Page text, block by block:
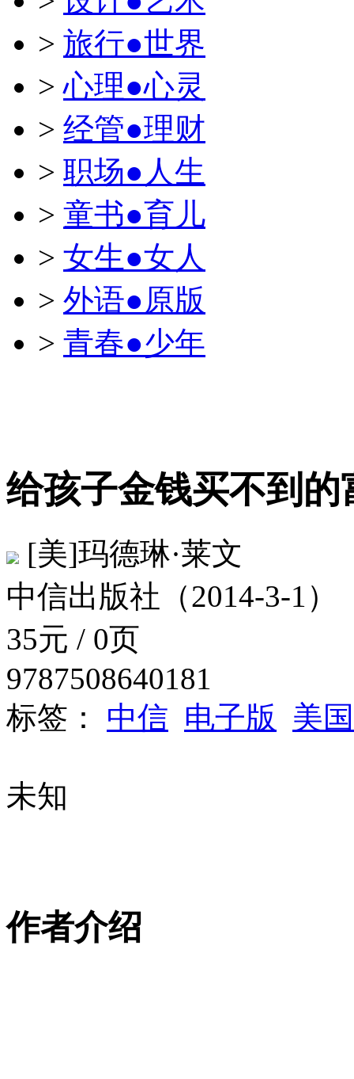
> 旅行●世界
>心理●心灵
> 经管●理财
> 职场●人生
> 童书●育儿
> 女生●女人
> 外语●原版
> 青春●少年
给孩子金钱买不到
[美]玛德琳·莱文
中信出版社（2014-3-1）
35元 / 0页
9787508640181
标签： 中信 电子版 美国
未知
作者介绍